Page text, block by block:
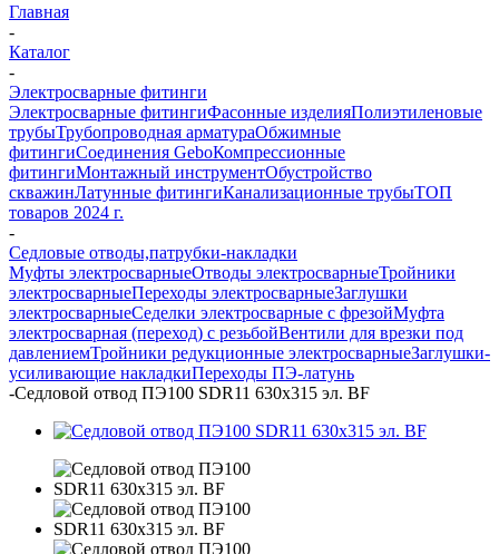
Главная
-
Каталог
-
Электросварные фитинги
Электросварные фитингиФасонные изделияПолиэтиленовые
трубыТрубопроводная арматураОбжимные
фитингиСоединения GeboКомпрессионные
фитингиМонтажный инструментОбустройство
скважинЛатунные фитингиКанализационные трубыТОП
товаров 2024 г.
-
Седловые отводы,патрубки-накладки
Муфты электросварныеОтводы электросварныеТройники
электросварныеПереходы электросварныеЗаглушки
электросварныеСеделки электросварные с фрезойМуфта
электросварная (переход) с резьбойВентили для врезки под
давлениемТройники редукционные электросварныеЗаглушки-
усиливающие накладкиПереходы ПЭ-латунь
-Седловой отвод ПЭ100 SDR11 630х315 эл. BF